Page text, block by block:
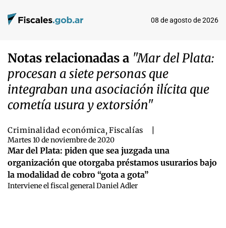
08 de agosto de 2026
Notas relacionadas a "Mar del Plata:
procesan a siete personas que
integraban una asociación ilícita que
cometía usura y extorsión"
Criminalidad económica, Fiscalías
Martes 10 de noviembre de 2020
Mar del Plata: piden que sea juzgada una
organización que otorgaba préstamos usurarios bajo
la modalidad de cobro “gota a gota”
Interviene el fiscal general Daniel Adler